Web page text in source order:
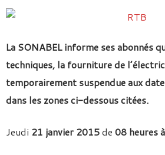
La SONABEL informe ses abonnés
techniques, la fourniture de
temporairement suspendue aux
dans les zones ci-dessous citées.
Jeudi 21 janvier 2015de 08 heures